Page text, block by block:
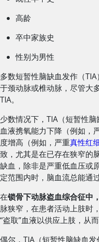
高龄
卒中家族史
性别为男性
多数短暂性脑缺血发作（
于颈动脉或椎动脉，尽管大
TIA。
少数情况下，TIA（短暂性脑
血液携氧能力下降（例如，
度增高（例如，严重真性红
致，尤其是在已存在狭窄的
缺血，除非是严重低血压或
定范围内时，脑血流总能通
在锁骨下动脉盗血综合征中，
脉狭窄，在患者活动上肢时
“盗取”血液以供应上肢，从
偶尔，TIA（短暂性脑缺血